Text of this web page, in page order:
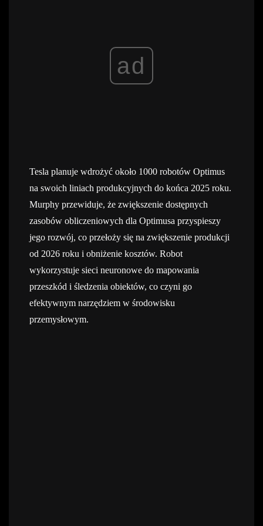
ad
Tesla planuje wdrożyć około 1000 robotów Optimus
na swoich liniach produkcyjnych do końca 2025 roku.
Murphy przewiduje, że zwiększenie dostępnych
zasobów obliczeniowych dla Optimusa przyspieszy
jego rozwój, co przełoży się na zwiększenie produkcji
od 2026 roku i obniżenie kosztów. Robot
wykorzystuje sieci neuronowe do mapowania
przeszkód i śledzenia obiektów, co czyni go
efektywnym narzędziem w środowisku
przemysłowym.